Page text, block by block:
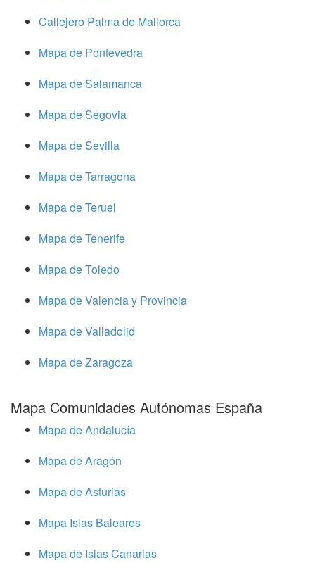
Callejero Palma de Mallorca
Mapa de Pontevedra
Mapa de Salamanca
Mapa de Segovia
Mapa de Sevilla
Mapa de Tarragona
Mapa de Teruel
Mapa de Tenerife
Mapa de Toledo
Mapa de Valencia y Provincia
Mapa de Valladolid
Mapa de Zaragoza
Mapa Comunidades Autónomas España
Mapa de Andalucía
Mapa de Aragón
Mapa de Asturias
Mapa Islas Baleares
Mapa de Islas Canarias